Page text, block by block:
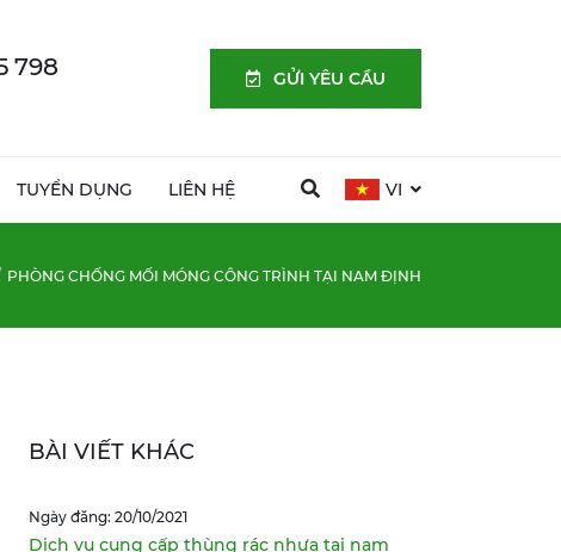
TUYỂN DỤNG LIÊN HỆ VI
798 GỬI YÊU CẦU
PHÒNG CHỐNG MỐI MÓNG CÔNG TRÌNH TẠI NAM ĐỊNH
BÀI VIẾT KHÁC
Ngày đăng: 20/10/2021
Dịch vụ cung cấp thùng rác nhựa tại nam